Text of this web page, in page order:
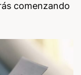
comenzando